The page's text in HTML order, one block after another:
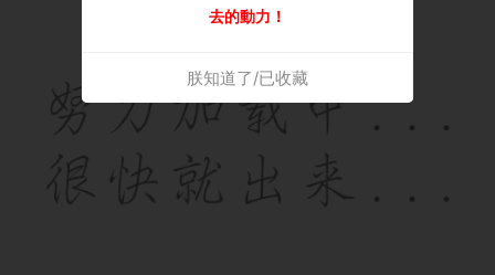
去的動力！
朕知道了/已收藏